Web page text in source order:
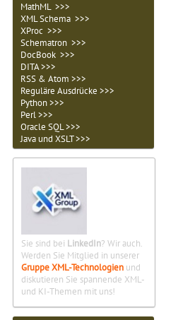
MathML >>>
XML Schema >>>
XProc >>>
Schematron >>>
DocBook >>>
DITA >>>
RSS & Atom >>>
Reguläre Ausdrücke >>>
Python >>>
Perl >>>
Oracle SQL >>>
Java und XSLT >>>
Sie sind bei LinkedIn? Wir auch.
Werden Sie Mitglied in unserer
Gruppe XML-Technologien und
diskutieren Sie spannende XML-
und KI-Themen mit uns!